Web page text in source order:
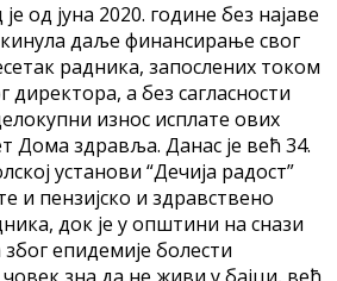
од јуна 2020. године без најаве
даље финансирање свог
радника, запослених током
а без сагласности
износ исплате ових
Дома здравља. Данас је већ 34.
установи “Дечија радост”
и пензијско и здравствено
док је у општини на снази
епидемије болести